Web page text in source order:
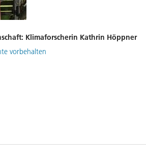
Klimaforscherin Kathrin Höppner
vorbehalten